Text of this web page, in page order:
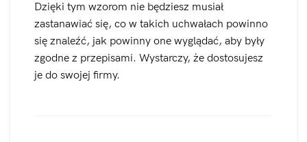
Dzięki tym wzorom nie będziesz musiał
zastanawiać się, co w takich uchwałach powinno
się znaleźć, jak powinny one wyglądać, aby były
zgodne z przepisami. Wystarczy, że dostosujesz
je do swojej firmy.